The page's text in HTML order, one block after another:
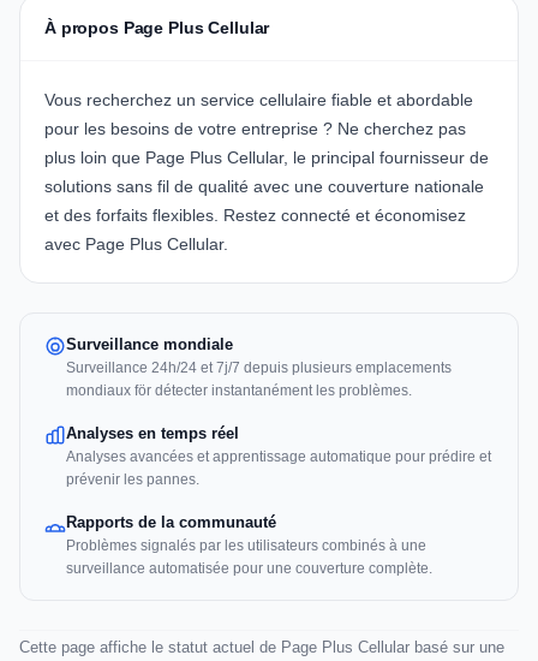
À propos Page Plus Cellular
Vous recherchez un service cellulaire fiable et abordable
pour les besoins de votre entreprise ? Ne cherchez pas
plus loin que Page Plus Cellular, le principal fournisseur de
solutions sans fil de qualité avec une couverture nationale
et des forfaits flexibles. Restez connecté et économisez
avec Page Plus Cellular.
Surveillance mondiale
Surveillance 24h/24 et 7j/7 depuis plusieurs emplacements
mondiaux för détecter instantanément les problèmes.
Analyses en temps réel
Analyses avancées et apprentissage automatique pour prédire et
prévenir les pannes.
Rapports de la communauté
Problèmes signalés par les utilisateurs combinés à une
surveillance automatisée pour une couverture complète.
Cette page affiche le statut actuel de Page Plus Cellular basé sur une